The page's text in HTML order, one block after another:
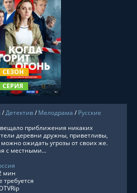
СЕЗОН
СЕРИЯ
ОНЛАЙН
/Детектив/ Мелодрама / Русские
приближения никаких
деревни дружны, приветливы,
можно ожидать угрозы от своих же.
с местными...
мин
требуется